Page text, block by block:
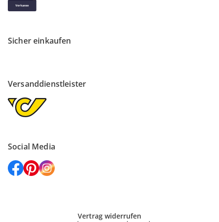
Sicher einkaufen
Versanddienstleister
Social Media
Vertrag widerrufen